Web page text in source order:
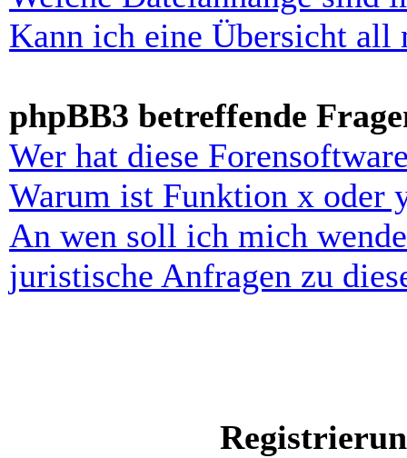
Kann ich eine Übersicht all
phpBB3 betreffende
Wer hat diese
Warum ist Funktion x oder
An wen soll ich mich
juristische Anfragen zu